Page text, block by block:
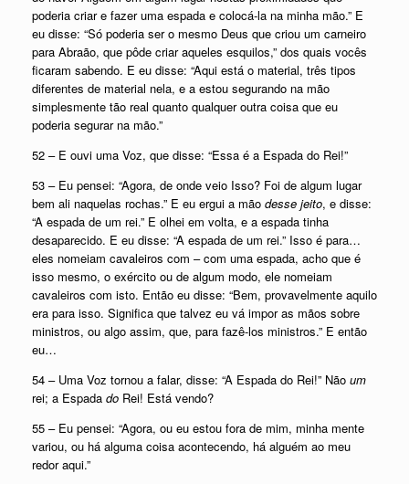
poderia criar e fazer uma espada e colocá-la na minha mão.” E
eu disse: “Só poderia ser o mesmo Deus que criou um carneiro
para Abraão, que pôde criar aqueles esquilos,” dos quais vocês
ficaram sabendo. E eu disse: “Aqui está o material, três tipos
diferentes de material nela, e a estou segurando na mão
simplesmente tão real quanto qualquer outra coisa que eu
poderia segurar na mão.”
52 – E ouvi uma Voz, que disse: “Essa é a Espada do Rei!”
53 – Eu pensei: “Agora, de onde veio Isso? Foi de algum lugar
bem ali naquelas rochas.” E eu ergui a mão desse jeito, e disse:
“A espada de um rei.” E olhei em volta, e a espada tinha
desaparecido. E eu disse: “A espada de um rei.” Isso é para…
eles nomeiam cavaleiros com – com uma espada, acho que é
isso mesmo, o exército ou de algum modo, ele nomeiam
cavaleiros com isto. Então eu disse: “Bem, provavelmente aquilo
era para isso. Significa que talvez eu vá impor as mãos sobre
ministros, ou algo assim, que, para fazê-los ministros.” E então
eu…
54 – Uma Voz tornou a falar, disse: “A Espada do Rei!” Não um
rei; a Espada do Rei! Está vendo?
55 – Eu pensei: “Agora, ou eu estou fora de mim, minha mente
variou, ou há alguma coisa acontecendo, há alguém ao meu
redor aqui.”